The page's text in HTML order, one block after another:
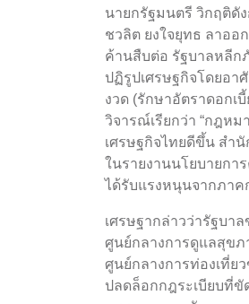
นายกรัฐมนตรี วิกฤติดั
ชวลิต ยงใจยุทธ ลาออ
ค้านสืบต่อ รัฐบาลหลีก
ปฏิรูปเศรษฐกิจโดยอา
งวด (รักษาอัตราดอกเ
วิจารณ์เรียกว่า “กฎห
เศรษฐกิจไทยดีขึ้น สำนั
ในรายงานนโยบายกา
ได้รับแรงหนุนจากภาค
เศรษฐากล่าวว่ารัฐบา
ศูนย์กลางการดูแลสุขภ
ศูนย์กลางการท่องเที่ย
ปลดล็อกกฎระเบียบที่ขั